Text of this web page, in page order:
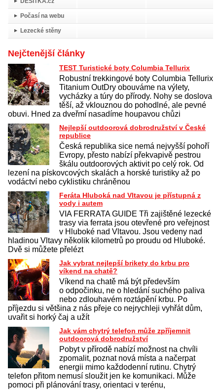
Počasí na webu
Lezecké stěny
Nejčtenější články
TEST Turistické boty Columbia Tellurix
Robustní trekkingové boty Columbia Tellurix
Titanium OutDry obouváme na výlety,
vycházky a túry do přírody. Nohy se doslova
těší, až vklouznou do pohodlné, ale pevné
obuvi. Hned za dveřmí nasadíme houpavou chůzi
Nejlepší outdoorová dobrodružství v České
republice
Česká republika sice nemá nejvyšší pohoří
Evropy, přesto nabízí překvapivě pestrou
škálu outdoorových aktivit po celý rok. Od
lezení na pískovcových skalách a horské turistiky až po
vodáctví nebo cyklistiku chráněnou
Feráta Hluboká nad Vltavou je přístupná z
vody i autem
VIA FERRATA GUIDE Tři zajištěné lezecké
trasy via ferrata jsou otevřené pro veřejnost
v Hluboké nad Vltavou. Jsou vedeny nad
hladinou Vltavy několik kilometrů po proudu od Hluboké.
Dvě si můžete přelézt
Jak vybrat nejlepší brikety do krbu pro
víkend na chatě?
Víkend na chatě má být především
o odpočinku, ne o hledání suchého paliva
nebo zdlouhavém roztápění krbu. Po
příjezdu si většina z nás přeje co nejrychleji vyhřát dům,
uvařit si horký čaj a užít
Jak vám chytrý telefon může zpříjemnit
outdoorová dobrodružství
Pobyt v přírodě nabízí možnost na chvíli
zpomalit, poznat nová místa a načerpat
energii mimo každodenní rutinu. Chytrý
telefon přitom nemusí sloužit jen ke komunikaci. Může
pomoci při plánování trasy, orientaci v terénu,